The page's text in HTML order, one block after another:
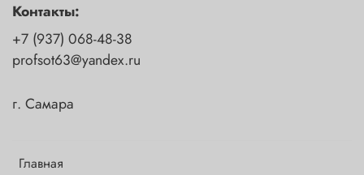
Главная
Контакты:
+7 (937) 068-48-38
profsot63@yandex.ru
г. Самара